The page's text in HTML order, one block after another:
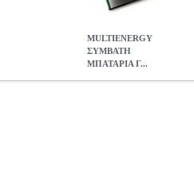
MULTIENERGY
ΣΥΜΒΑΤΗ
ΜΠΑΤΑΡΙΑ Γ...